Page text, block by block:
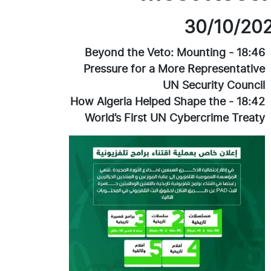
30/10/
18:46
-
Beyond the Veto: Mounting
Pressure for a More Representative
UN Security Council
18:42
-
How Algeria Helped Shape the
World’s First UN Cybercrime Treaty